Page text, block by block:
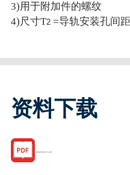
3)用于附加件的螺纹
4)尺寸T2 =导轨安装孔间距
资料下载
R182152117.pdf